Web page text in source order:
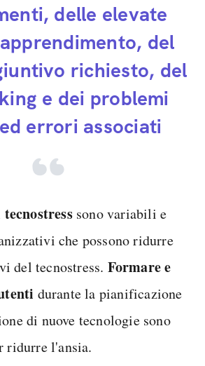
delle elevate
del
richiesto, del
e dei problemi
errori associati
sono variabili e
che possono ridurre
del tecnostress. Formare e
durante la pianificazione
di nuove tecnologie sono
ridurre l'ansia.